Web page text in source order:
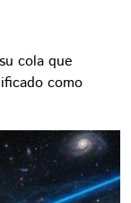
cola que
como